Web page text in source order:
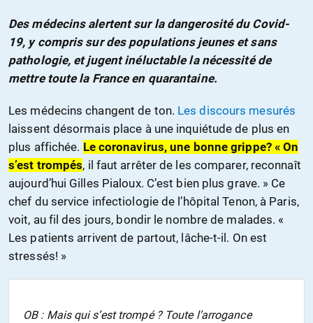
Des médecins alertent sur la dangerosité du Covid-
19, y compris sur des populations jeunes et sans
pathologie, et jugent inéluctable la nécessité de
mettre toute la France en quarantaine.
Les médecins changent de ton. Les discours mesurés
laissent désormais place à une inquiétude de plus en
plus affichée. Le coronavirus, une bonne grippe? « On
s’est trompés, il faut arrêter de les comparer, reconnaît
aujourd’hui Gilles Pialoux. C’est bien plus grave. » Ce
chef du service infectiologie de l’hôpital Tenon, à Paris,
voit, au fil des jours, bondir le nombre de malades. «
Les patients arrivent de partout, lâche-t-il. On est
stressés! »
OB : Mais qui s’est trompé ? Toute l’arrogance